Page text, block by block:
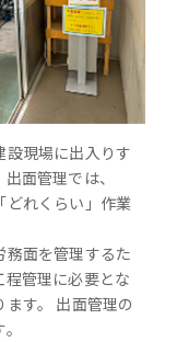
設現場に出入りす
面管理では、
どれくらい」作業
務面を管理するた
管理に必要とな
す。 出面管理の